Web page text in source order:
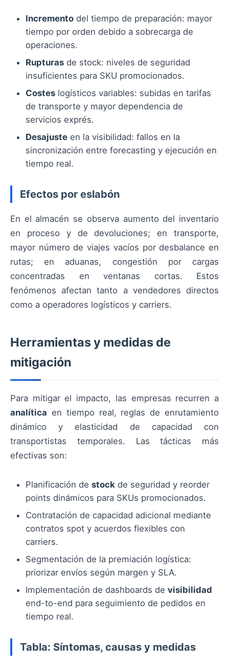
Incremento del tiempo de preparación: mayor
tiempo por orden debido a sobrecarga de
operaciones.
Rupturas de stock: niveles de seguridad
insuficientes para SKU promocionados.
Costes logísticos variables: subidas en tarifas
de transporte y mayor dependencia de
servicios exprés.
Desajuste en la visibilidad: fallos en la
sincronización entre forecasting y ejecución en
tiempo real.
Efectos por eslabón
En el almacén se observa aumento del inventario
en proceso y de devoluciones; en transporte,
mayor número de viajes vacíos por desbalance en
rutas; en aduanas, congestión por cargas
concentradas en ventanas cortas. Estos
fenómenos afectan tanto a vendedores directos
como a operadores logísticos y carriers.
Herramientas y medidas de
mitigación
Para mitigar el impacto, las empresas recurren a
analítica en tiempo real, reglas de enrutamiento
dinámico y elasticidad de capacidad con
transportistas temporales. Las tácticas más
efectivas son:
Planificación de stock de seguridad y reorder
points dinámicos para SKUs promocionados.
Contratación de capacidad adicional mediante
contratos spot y acuerdos flexibles con
carriers.
Segmentación de la premiación logística:
priorizar envíos según margen y SLA.
Implementación de dashboards de visibilidad
end-to-end para seguimiento de pedidos en
tiempo real.
Tabla: Síntomas, causas y medidas